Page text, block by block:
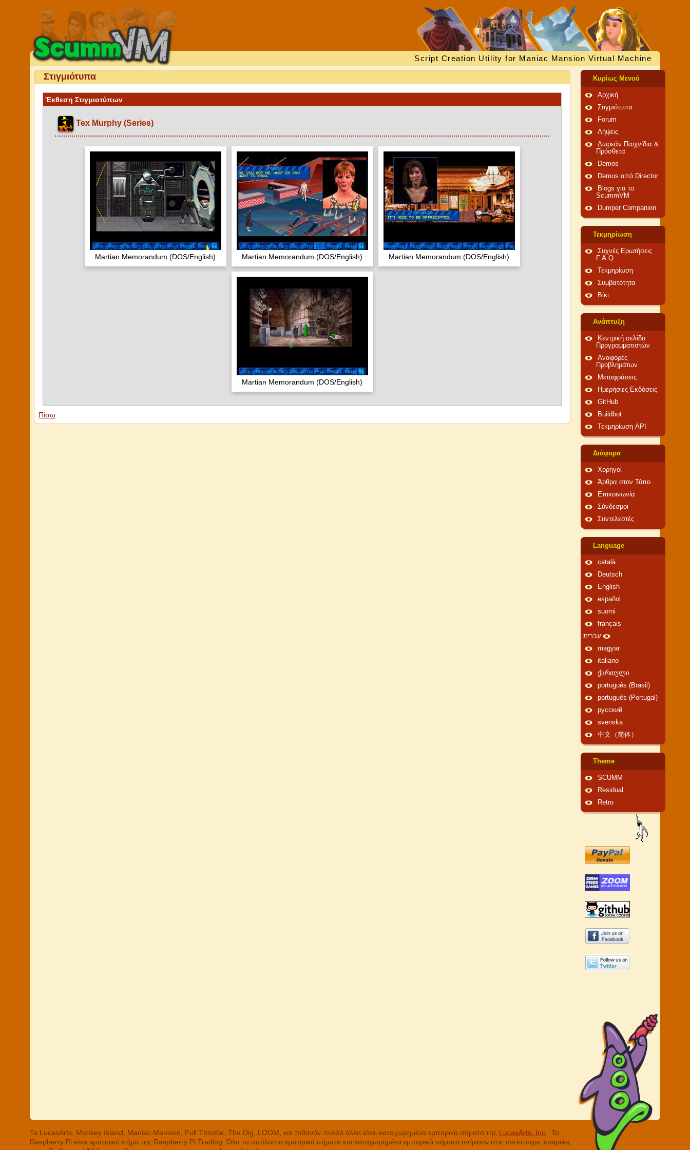
Script Creation Utility for Maniac Mansion Virtual Machine
Στιγμιότυπα
Έκθεση Στιγμιοτύπων
Tex Murphy (Series)
Martian Memorandum (DOS/English) Martian Memorandum (DOS/English) Martian Memorandum (DOS/English)
Martian Memorandum (DOS/English)
Πίσω
Κυρίως Μενού
Αρχική
Στιγμιότυπα
Forum
Λήψεις
Δωρεάν Παιχνίδια &
Πρόσθετα
Demos
Demos από Director
Blogs για το
ScummVM
Dumper Companion
Τεκμηρίωση
Συχνές Ερωτήσεις
F.A.Q.
Τεκμηρίωση
Συμβατότητα
Βίκι
Ανάπτυξη
Κεντρική σελίδα
Προγραμματιστών
Αναφορές
Προβλημάτων
Μεταφράσεις
Ημερήσιες Εκδόσεις
GitHub
Buildbot
Τεκμηρίωση API
Διάφορα
Χορηγοί
Άρθρα στον Τύπο
Επικοινωνία
Σύνδεσμοι
Συντελεστές
Language
català
Deutsch
English
español
suomi
français
עברית
magyar
italiano
ქართული
português (Brasil)
português (Portugal)
русский
svenska
中文（简体）
Theme
SCUMM
Residual
Retro
Τα LucasArts, Monkey Island, Maniac Mansion, Full Throttle, The Dig, LOOM, και πιθανόν πολλά άλλα είναι καταχωρημένα εμπορικά σήματα της LucasArts, Inc.
. Το
Raspberry Pi είναι εμπορικό σήμα της Raspberry Pi Trading. Όλα τα υπόλοιπα εμπορικά σήματα και καταχωρημένα εμπορικά σήματα ανήκουν στις αντίστοιχες εταιρείες